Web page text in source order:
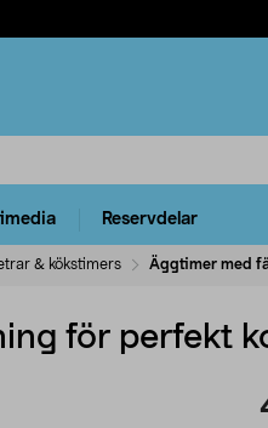
Reservdelar
& kökstimers Äggtimer med
för perfekt